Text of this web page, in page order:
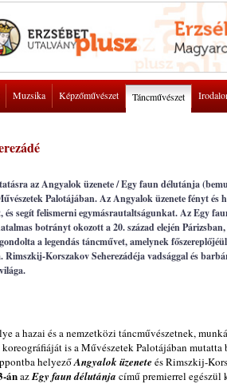
Muzsika Képzőművészet Táncművészet
az Angyalok üzenete / Egy faun délutánja
Palotájában. Az Angyalok üzenete fényt és
és segít felismerni egymásrautaltságunkat. Az Egy
botrányt okozott a 20. század elején
a legendás táncművet, amelynek
Korszakov Seherezádéja vadsággal és
a hazai és a nemzetközi táncművészetnek,
is a Művészetek Palotájában mutatta
helyezőAngyalok üzenete és Rimszkij-
ánazEgy faun délutánja című premierrel egészül